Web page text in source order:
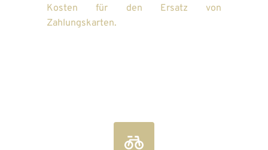
Kosten für den Ersatz von
Zahlungskarten.